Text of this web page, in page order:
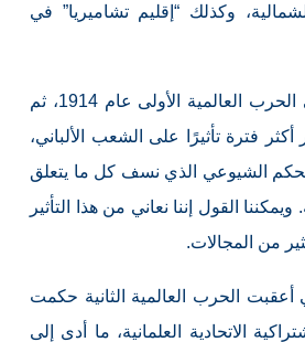
وكذلك “إقليم تشاميريا” في
ثم تعرضت المنطقة إلى الحرب العالمية الأولى عام 1914، ثم
تعتبر أكثر فترة تأثيرًا على الشعب الألباني،
الشيوعي الذي نسف كل ما يتعلق
ويمكننا القول إننا نعاني من هذا التأثير
من المجالات.
أعقبت الحرب العالمية الثانية حكمت
الاتحادية العلمانية، ما أدى إلى